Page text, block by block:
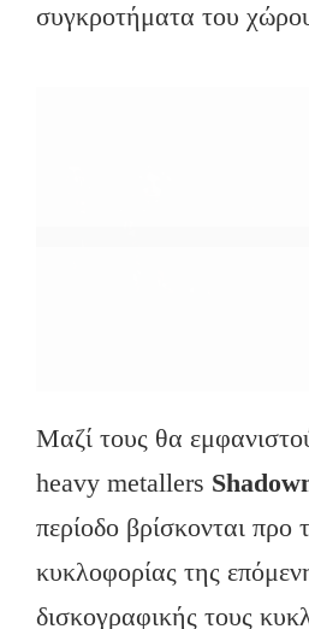
συγκροτήματα του
Μαζί τους θα
heavy metallers
περίοδο βρίσκονται προ
κυκλοφορίας της
δισκογραφικής τους